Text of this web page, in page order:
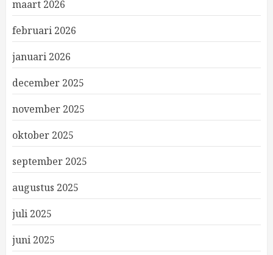
maart 2026
februari 2026
januari 2026
december 2025
november 2025
oktober 2025
september 2025
augustus 2025
juli 2025
juni 2025